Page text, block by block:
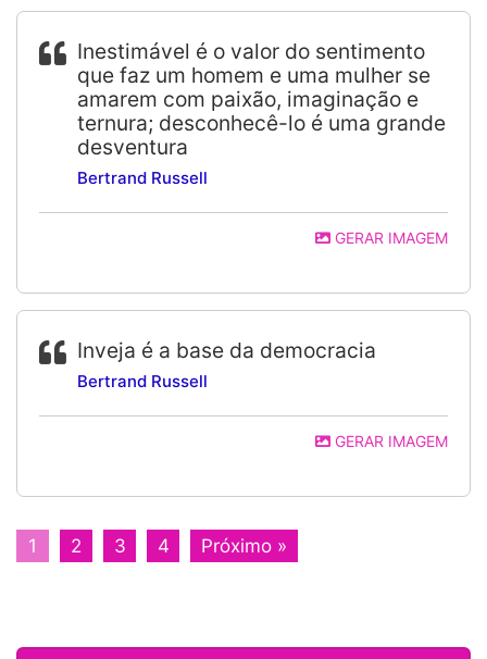
Inestimável é o valor do sentimento
que faz um homem e uma mulher se
amarem com paixão, imaginação e
ternura; desconhecê-lo é uma grande
desventura
Bertrand Russell
GERAR IMAGEM
Inveja é a base da democracia
Bertrand Russell
GERAR IMAGEM
1 2 3 4 Próximo »